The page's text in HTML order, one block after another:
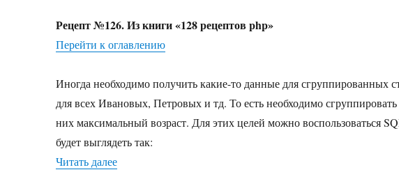
Рецепт №126. Из книги «128 рецептов php»
Перейти к оглавлению
Иногда необходимо получить какие-то данные для сгруппированных
для всех Ивановых, Петровых и тд. То есть необходимо
них максимальный возраст. Для этих целей можно воспользоваться
будет выглядеть так:
Читать далее